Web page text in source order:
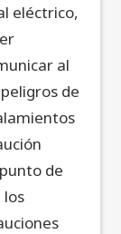
eléctrico,
al
de
de
los